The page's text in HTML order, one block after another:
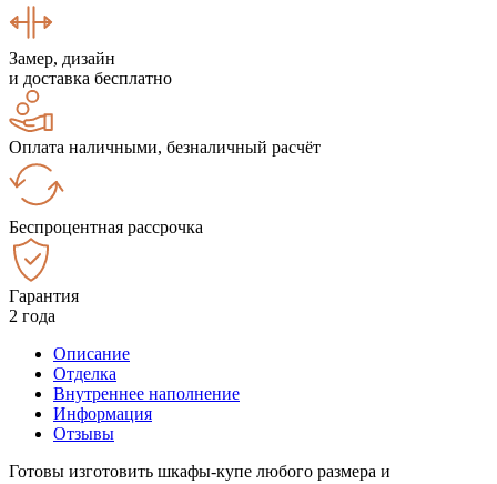
Замер, дизайн
и доставка бесплатно
Оплата наличными, безналичный расчёт
Беспроцентная рассрочка
Гарантия
2 года
Описание
Отделка
Внутреннее наполнение
Информация
Отзывы
Готовы изготовить шкафы-купе любого размера и